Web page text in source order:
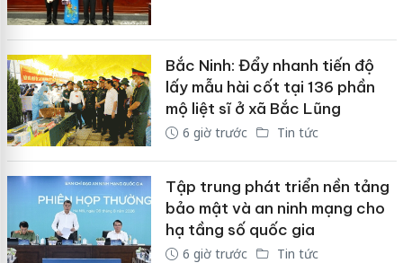
Bắc Ninh: Đẩy nhanh tiến độ
lấy mẫu hài cốt tại 136 phần
mộ liệt sĩ ở xã Bắc Lũng
6 giờ trước Tin tức
Tập trung phát triển nền tảng
bảo mật và an ninh mạng cho
hạ tầng số quốc gia
6 giờ trước Tin tức